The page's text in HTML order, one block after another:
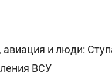
авиация и люди:
ВСУ